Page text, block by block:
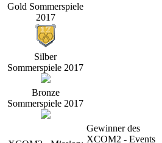
Gold Sommerspiele
2017
Silber
Sommerspiele 2017
Bronze
Sommerspiele 2017
Gewinner des
XCOM2 - Events